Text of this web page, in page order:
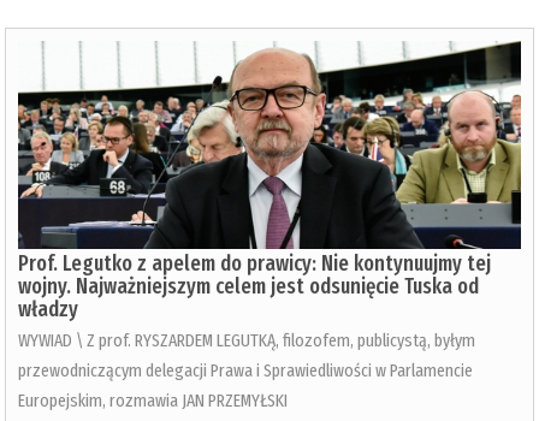
Prof. Legutko z apelem do prawicy: Nie kontynuujmy tej
wojny. Najważniejszym celem jest odsunięcie Tuska od
władzy
WYWIAD \ Z prof. RYSZARDEM LEGUTKĄ, filozofem, publicystą, byłym
przewodniczącym delegacji Prawa i Sprawiedliwości w Parlamencie
Europejskim, rozmawia JAN PRZEMYŁSKI